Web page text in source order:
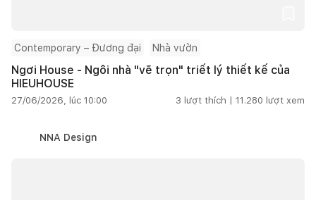
Contemporary – Đương đại Nhà vườn
Ngơi House - Ngôi nhà "vẽ trọn" triết lý thiết kế của
HIEUHOUSE
27/06/2026, lúc 10:00 3 lượt thích | 11.280 lượt xem
NNA Design